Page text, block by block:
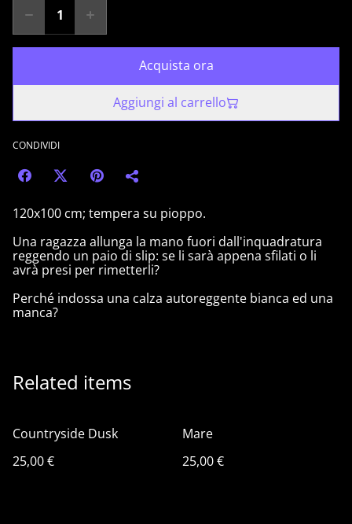
Acquista ora
Aggiungi al carrello
CONDIVIDI
120x100 cm; tempera su pioppo.
Una ragazza allunga la mano fuori dall'inquadratura
reggendo un paio di slip: se li sarà appena sfilati o li
avrà presi per rimetterli?
Perché indossa una calza autoreggente bianca ed una
manca?
Related items
Countryside Dusk
25,00 €
Mare
25,00 €